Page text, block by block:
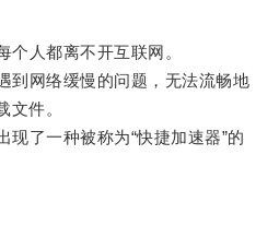
人都离不开互联网。
网络缓慢的问题，无法流畅地
文件。
了一种被称为“快捷加速器”的